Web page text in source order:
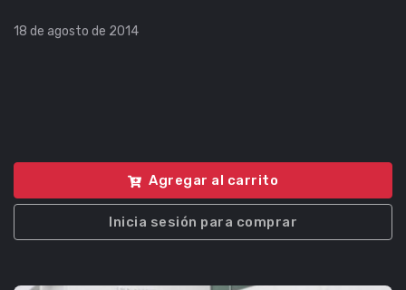
18 de agosto de 2014
Agregar al carrito
Inicia sesión para comprar